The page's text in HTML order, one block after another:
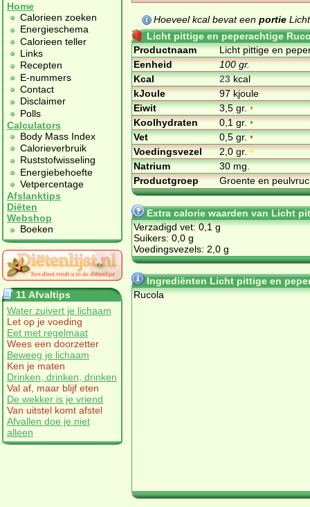
Home
Calorieen zoeken
Energieschema
Calorieen teller
Links
Recepten
E-nummers
Contact
Disclaimer
Polls
Calculators
Body Mass Index
Calorieverbruik
Ruststofwisseling
Energiebehoefte
Vetpercentage
Afslanktips
Diëten
Webshop
Boeken
11 Afvaltips
Water zuivert je lichaam
Let op je voeding
Eet met regelmaat
Wees een doorzetter
Beweeg je lichaam
Ken je maten
Drinken, drinken, drinken
Val af, maar blijf eten
De wekker is je vriend
Van uitstel komt afstel
Afvallen doe je niet
alleen
Hoeveel kcal bevat een portie
Licht pittige en peperachtige
Productnaam
Licht pittige en
Eenheid
100 gr.
Kcal
23kcal
kJoule
97 kjoule
Eiwit
3,5 gr.•
Koolhydraten
0,1 gr.•
Vet
0,5 gr.•
Voedingsvezel
2,0 gr.•
Natrium
30 mg.
Productgroep
Groente en
Extra calorie waarden van Licht
Verzadigd vet: 0,1 g
Suikers: 0,0 g
Voedingsvezels: 2,0 g
Ingrediënten Licht pittige en
Rucola